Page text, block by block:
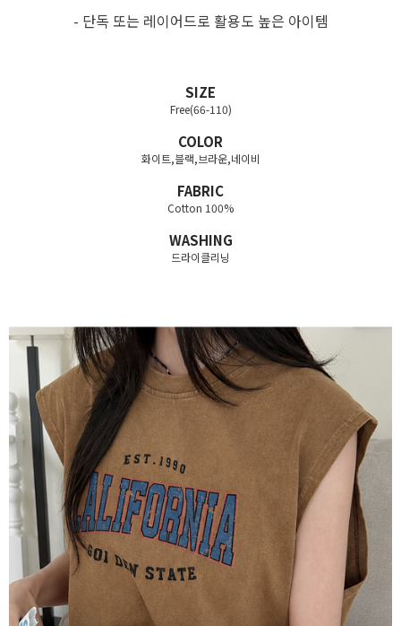
- 단독 또는 레이어드로 활용도 높은 아이템
SIZE
Free(66-110)
COLOR
화이트,블랙,브라운,네이비
FABRIC
Cotton 100%
WASHING
드라이클리닝